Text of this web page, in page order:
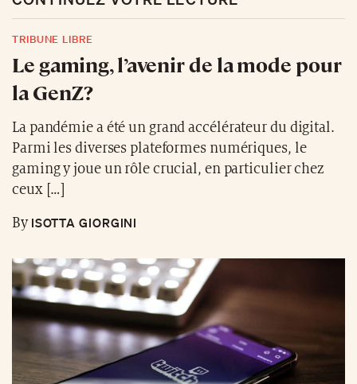
TRIBUNE LIBRE
Le gaming, l’avenir de la mode pour
la GenZ?
La pandémie a été un grand accélérateur du digital.
Parmi les diverses plateformes numériques, le
gaming y joue un rôle crucial, en particulier chez
ceux […]
ByISOTTA GIORGINI